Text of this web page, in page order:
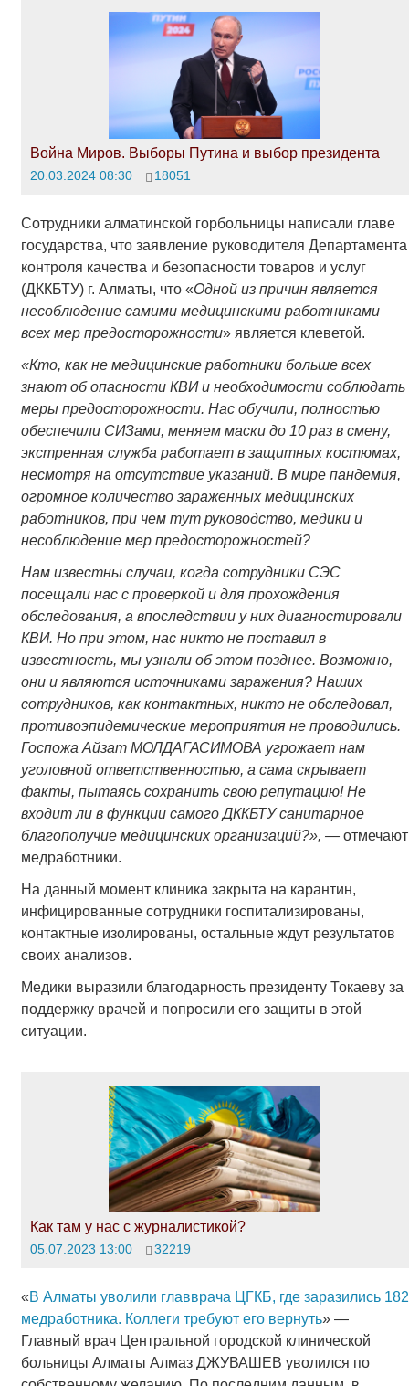
Война Миров. Выборы Путина и выбор президента
20.03.2024 08:30 18051
Сотрудники алматинской горбольницы написали главе
государства, что заявление руководителя Департамента
контроля качества и безопасности товаров и услуг
(ДККБТУ) г. Алматы, что «Одной из причин является
несоблюдение самими медицинскими работниками
всех мер предосторожности» является клеветой.
«Кто, как не медицинские работники больше всех
знают об опасности КВИ и необходимости соблюдать
меры предосторожности. Нас обучили, полностью
обеспечили СИЗами, меняем маски до 10 раз в смену,
экстренная служба работает в защитных костюмах,
несмотря на отсутствие указаний. В мире пандемия,
огромное количество зараженных медицинских
работников, при чем тут руководство, медики и
несоблюдение мер предосторожностей?
Нам известны случаи, когда сотрудники СЭС
посещали нас с проверкой и для прохождения
обследования, а впоследствии у них диагностировали
КВИ. Но при этом, нас никто не поставил в
известность, мы узнали об этом позднее. Возможно,
они и являются источниками заражения? Наших
сотрудников, как контактных, никто не обследовал,
противоэпидемические мероприятия не проводились.
Госпожа Айзат МОЛДАГАСИМОВА угрожает нам
уголовной ответственностью, а сама скрывает
факты, пытаясь сохранить свою репутацию! Не
входит ли в функции самого ДККБТУ санитарное
благополучие медицинских организаций?», —отмечают
медработники.
На данный момент клиника закрыта на карантин,
инфицированные сотрудники госпитализированы,
контактные изолированы, остальные ждут результатов
своих анализов.
Медики выразили благодарность президенту Токаеву за
поддержку врачей и попросили его защиты в этой
ситуации.
Как там у нас с журналистикой?
05.07.2023 13:00 32219
«В Алматы уволили главврача ЦГКБ, где заразились 182
медработника. Коллеги требуют его вернуть» —
Главный врач Центральной городской клинической
больницы Алматы Алмаз ДЖУВАШЕВ уволился по